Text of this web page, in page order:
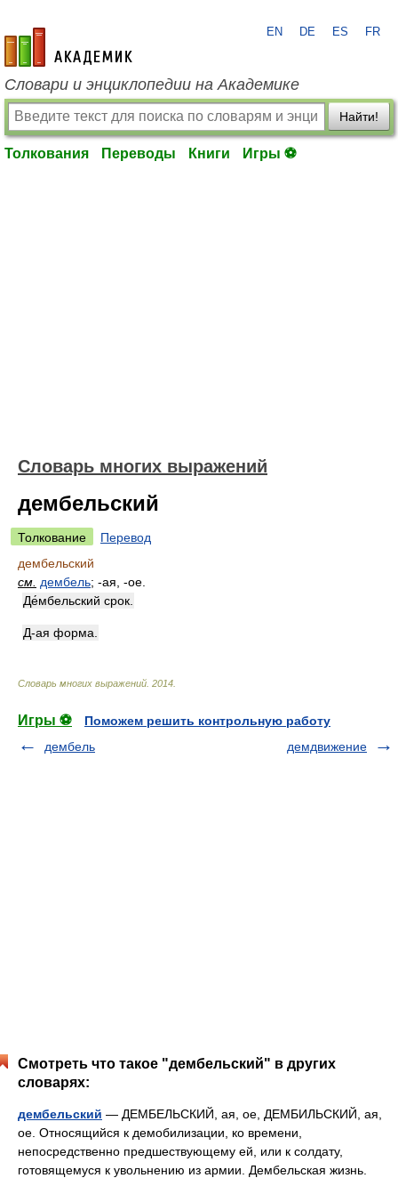
academic.ru
EN DE ES FR
Словари и энциклопедии на Академике
Найти!
Толкования Переводы Книги Игры ⚽
Словарь многих выражений
дембельский
Толкование
Перевод
дембельский
см. дембель; -ая, -ое.
Де́мбельский срок.
Д-ая форма.
Словарь многих выражений 2014
Игры ⚽
Поможем решить контрольную работу
дембель
демдвижение
Смотреть что такое "дембельский" в других
словарях:
дембельский — ДЕМБЕЛЬСКИЙ, ая, ое, ДЕМБИЛЬСКИЙ, ая,
ое. Относящийся к демобилизации, ко времени,
непосредственно предшествующему ей, или к солдату,
готовящемуся к увольнению из армии. Дембельская жизнь.